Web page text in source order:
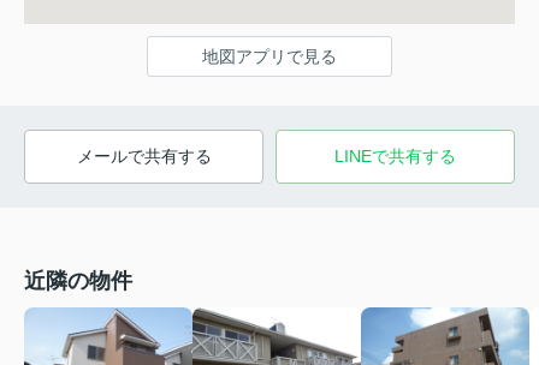
地図アプリで見る
メールで共有する LINEで共有する
近隣の物件